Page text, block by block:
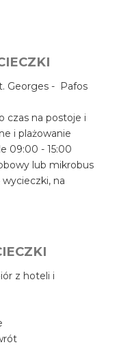
Georges - Pafos
czas na postoje i
i plażowanie
09:00 - 15:00
lub mikrobus
na
z hoteli i